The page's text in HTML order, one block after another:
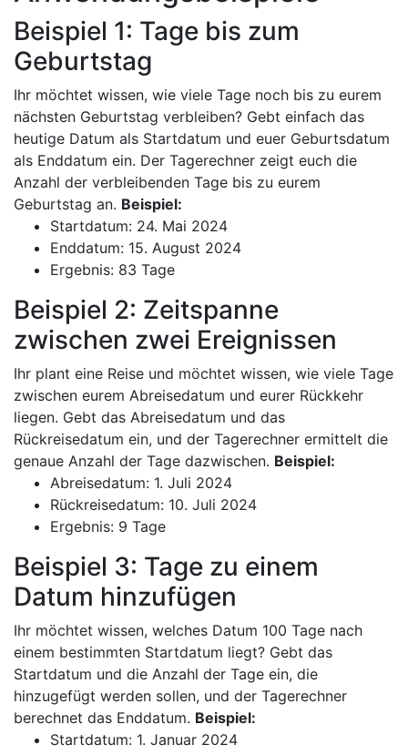
Beispiel 1: Tage bis zum
Geburtstag
Ihr möchtet wissen, wie viele Tage noch bis zu eurem
nächsten Geburtstag verbleiben? Gebt einfach das
heutige Datum als Startdatum und euer Geburtsdatum
als Enddatum ein. Der Tagerechner zeigt euch die
Anzahl der verbleibenden Tage bis zu eurem
Geburtstag an. Beispiel:
Startdatum: 24. Mai 2024
Enddatum: 15. August 2024
Ergebnis: 83 Tage
Beispiel 2: Zeitspanne
zwischen zwei Ereignissen
Ihr plant eine Reise und möchtet wissen, wie viele Tage
zwischen eurem Abreisedatum und eurer Rückkehr
liegen. Gebt das Abreisedatum und das
Rückreisedatum ein, und der Tagerechner ermittelt die
genaue Anzahl der Tage dazwischen. Beispiel:
Abreisedatum: 1. Juli 2024
Rückreisedatum: 10. Juli 2024
Ergebnis: 9 Tage
Beispiel 3: Tage zu einem
Datum hinzufügen
Ihr möchtet wissen, welches Datum 100 Tage nach
einem bestimmten Startdatum liegt? Gebt das
Startdatum und die Anzahl der Tage ein, die
hinzugefügt werden sollen, und der Tagerechner
berechnet das Enddatum. Beispiel:
Startdatum: 1. Januar 2024